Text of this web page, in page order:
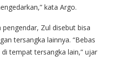
kata Argo.
Zul disebut bisa
tersangka lainnya. “Bebas
tempat tersangka lain,” ujar